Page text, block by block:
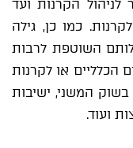
הקרנות ועד
כמו כן, גילה
השוטפת לרבות
הכלליים או לקרנות
המשני, ישיבות
ועוד.